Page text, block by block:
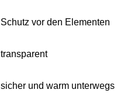
Schutz vor den Elementen
transparent
sicher und warm unterwegs